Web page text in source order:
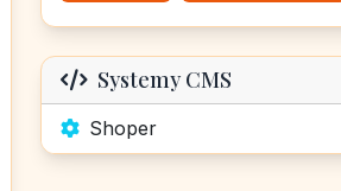
Systemy CMS
Shoper